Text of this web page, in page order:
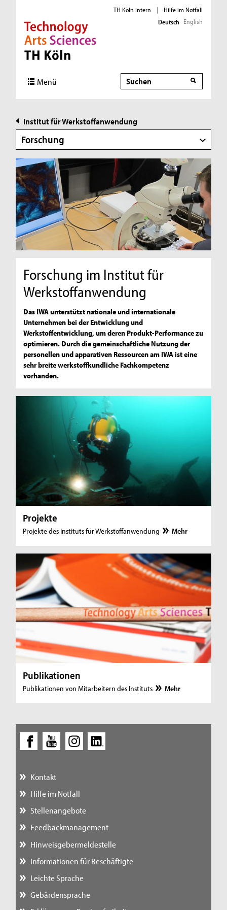
Direkt zur Hauptnavigation
Direkt zur Subnavigation
Direkt zum Inhalt
Direkt zum Fußbereich
TH Köln intern |
Hilfe im Notfall
Deutsch English
Menü Suche
Suche
Institut für Werkstoffanwendung
Forschung
Forschung im Institut für
Werkstoffanwendung
Das IWA unterstützt nationale und internationale
Unternehmen bei der Entwicklung und
Werkstoffentwicklung, um deren Produkt-Performance zu
optimieren. Durch die gemeinschaftliche Nutzung der
personellen und apparativen Ressourcen am IWA ist eine
sehr breite werkstoffkundliche Fachkompetenz
vorhanden.
Projekte
Projekte des Instituts für Werkstoffanwendung Mehr
Publikationen
Publikationen von Mitarbeitern des Instituts Mehr
Kontakt
Hilfe im Notfall
Stellenangebote
Feedbackmanagement
Hinweisgebermeldestelle
Informationen für Beschäftigte
Leichte Sprache
Gebärdensprache